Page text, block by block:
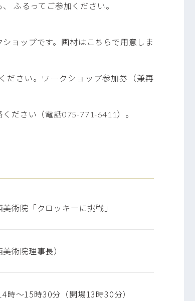
ふるってご参加ください。
ョップです。画材はこちらで用意しま
ださい。ワークショップ参加券（兼再
ださい（電話075-771-6411）。
術院「クロッキーに挑戦」
術院理事長）
時～15時30分（開場13時30分）